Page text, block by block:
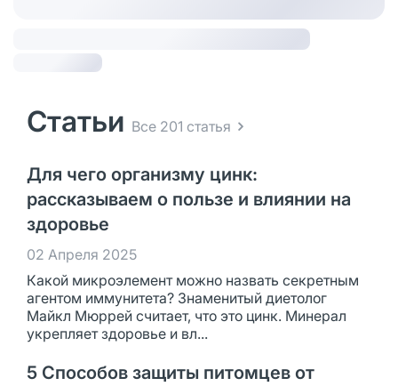
Статьи Все 201 статья
Для чего организму цинк:
рассказываем о пользе и влиянии на
здоровье
02 Апреля 2025
Какой микроэлемент можно назвать секретным
агентом иммунитета? Знаменитый диетолог
Майкл Мюррей считает, что это цинк. Минерал
укрепляет здоровье и вл...
5 Способов защиты питомцев от